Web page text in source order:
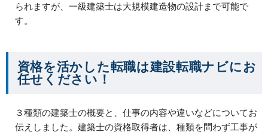
られますが、一級建築士は大規模建造物の設計まで可能で
す。
資格を活かした転職は建設転職ナビにお
任せください！
３種類の建築士の概要と、仕事の内容や違いなどについてお
伝えしました。建築士の資格取得者は、種類を問わず工事が